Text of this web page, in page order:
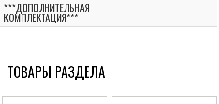
***ДОПОЛНИТЕЛЬНАЯ
КОМПЛЕКТАЦИЯ***
ТОВАРЫ РАЗДЕЛА